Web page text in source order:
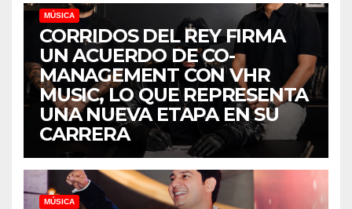
MÚSICA
CORRIDOS DEL REY FIRMA
UN ACUERDO DE CO-
MANAGEMENT CON VHR
MUSIC, LO QUE REPRESENTA
UNA NUEVA ETAPA EN SU
CARRERA
MÚSICA